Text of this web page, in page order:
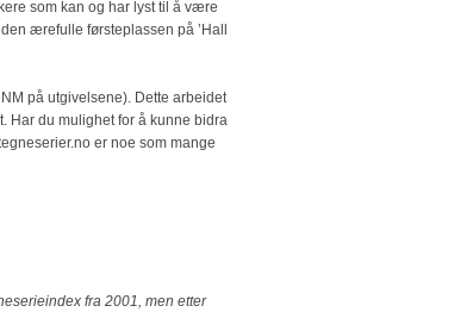
som kan og har lyst til å være
ærefulle førsteplassen på ’Hall
på utgivelsene). Dette arbeidet
Har du mulighet for å kunne bidra
er noe som mange
fra 2001, men etter